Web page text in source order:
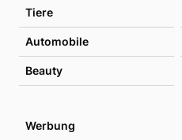
Tiere
Automobile
Beauty
Werbung